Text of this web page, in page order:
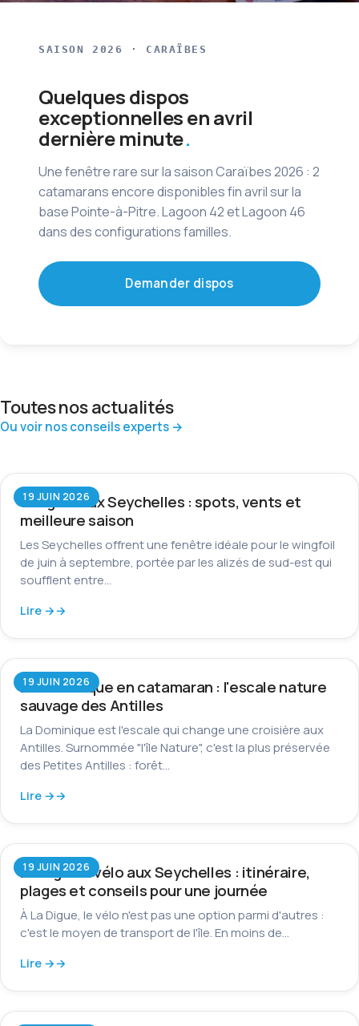
SAISON 2026 · CARAÏBES
Quelques dispos
exceptionnelles en avril
dernière minute
Une fenêtre rare sur la saison Caraïbes 2026 : 2
catamarans encore disponibles fin avril sur la
base Pointe-à-Pitre. Lagoon 42 et Lagoon 46
dans des configurations familles.
Demander dispos
Toutes nos actualités
Ou voir nos conseils experts →
19 JUIN 2026
Wingfoil aux Seychelles : spots, vents et
meilleure saison
Les Seychelles offrent une fenêtre idéale pour le wingfoil
de juin à septembre, portée par les alizés de sud-est qui
soufflent entre…
Lire →
19 JUIN 2026
La Dominique en catamaran : l'escale nature
sauvage des Antilles
La Dominique est l'escale qui change une croisière aux
Antilles. Surnommée "l'île Nature", c'est la plus préservée
des Petites Antilles : forêt…
Lire →
19 JUIN 2026
La Digue à vélo aux Seychelles : itinéraire,
plages et conseils pour une journée
À La Digue, le vélo n'est pas une option parmi d'autres :
c'est le moyen de transport de l'île. En moins de…
Lire →